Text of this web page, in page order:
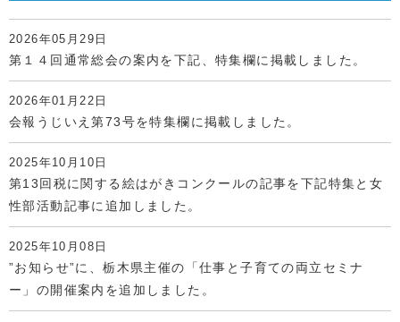
2026年05月29日
第１４回通常総会の案内を下記、特集欄に掲載しました。
2026年01月22日
会報うじいえ第73号を特集欄に掲載しました。
2025年10月10日
第13回税に関する絵はがきコンクールの記事を下記特集と女
性部活動記事に追加しました。
2025年10月08日
”お知らせ”に、栃木県主催の「仕事と子育ての両立セミナ
ー」の開催案内を追加しました。